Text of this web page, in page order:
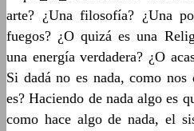
arte? ¿Una filosofía? ¿Una
fuegos? ¿O quizá es una
una energía verdadera? ¿O
Si dadá no es nada, como nos
es? Haciendo de nada algo es
como hace algo de nada, el